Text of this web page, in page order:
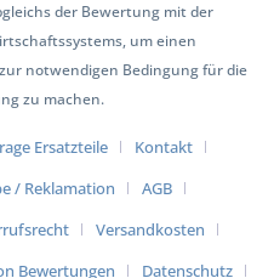
der Bewertung mit der
um einen
notwendigen Bedingung für die
zu machen.
Ersatzteile
Kontakt
/ Reklamation
AGB
Versandkosten
Bewertungen Datenschutz